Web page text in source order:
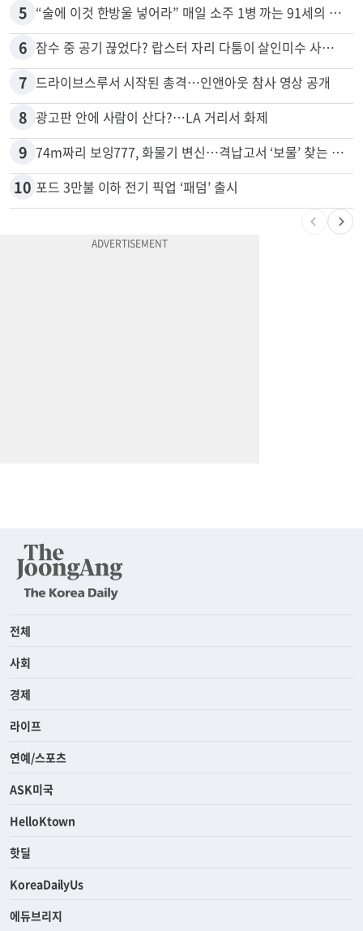
5 “술에 이것 한방울 넣어라” 매일 소주 1병 까는 91세의 철칙
6 잠수 중 공기 끊었다? 랍스터 자리 다툼이 살인미수 사건으로
7 드라이브스루서 시작된 총격…인앤아웃 참사 영상 공개
8 광고판 안에 사람이 산다?…LA 거리서 화제
9 74m짜리 보잉777, 화물기 변신…격납고서 ‘보물’ 찾는 인천공항
10 포드 3만불 이하 전기 픽업 ‘패덤’ 출시
전체
사회
경제
라이프
연예/스포츠
ASK미국
HelloKtown
핫딜
KoreaDailyUs
에듀브리지